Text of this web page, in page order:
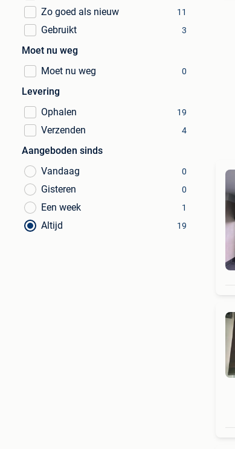
Zo goed als nieuw 11
Gebruikt 3
Moet nu weg
Moet nu weg
0
Levering
Ophalen
19
Verzenden 4
Aangeboden sinds
Vandaag
0
Gisteren 0
Een week 1
Altijd 19